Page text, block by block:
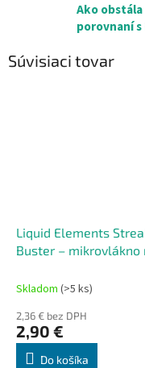
Ako obstála
porovnaní s
Súvisiaci tovar
Liquid Elements
Buster – mikrovlákno
Skladom (>5 ks)
2,36 € bez DPH
2,90 €
Do košíka